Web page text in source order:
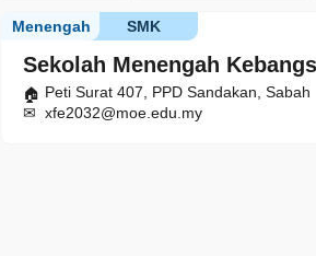
Sekolah Menengah
SMK
Menengah
Peti Surat 407, PPD Sandakan, Sabah
xfe2032@moe.edu.my